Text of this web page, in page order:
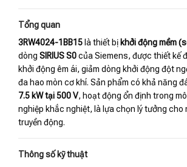
Tổng quan
3RW4024-1BB15 là thiết bị khởi động mềm
dòng SIRIUS S0của Siemens, được thiết kế
khởi động êm ái, giảm dòng khởi động đột
đa hao mòn cơ khí. Sản phẩm có khả năng
7.5 kW tại 500 V, hoạt động ổn định trong
nghiệp khắc nghiệt, là lựa chọn lý tưởng cho
truyền động.
Thông số kỹ thuật